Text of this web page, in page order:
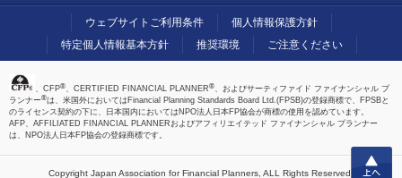
上へ
ウェブサイトご利用条件
個人情報保護方針
特定個人情報基本方針
推奨環境 ご注意ください
、CFP®、CERTIFIED FINANCIAL PLANNER®、およびサーティファイド ファイナンシャル プ
ランナー®は、米国外においてはFinancial Planning Standards Board Ltd.(FPSB)の登録商標で、FPSBと
のライセンス契約の下に、日本国内においてはNPO法人日本FP協会が商標の使用を認めています。
AFP、AFFILIATED FINANCIAL PLANNERおよびアフィリエイテッド ファイナンシャル プランナー
は、NPO法人日本FP協会の登録商標です。
Copyright Japan Association for Financial Planners, ALL Rights Reserved.